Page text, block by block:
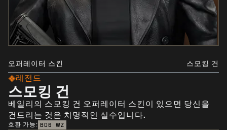
오퍼레이터 스킨 스모킹 건
레전드
스모킹 건
베일리의 스모킹 건 오퍼레이터 스킨이 있으면 당신을
건드리는 것은 치명적인 실수입니다.
호환 가능: BO6 WZ